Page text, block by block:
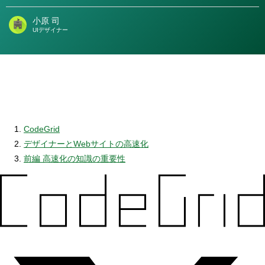
著
小原 司
UIデザイナー
CodeGrid
デザイナーとWebサイトの高速化
前編 高速化の知識の重要性